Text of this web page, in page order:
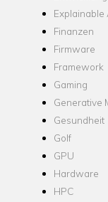
Explainable
Finanzen
Firmware
Framework
Gaming
Generative
Gesundheit
Golf
GPU
Hardware
HPC